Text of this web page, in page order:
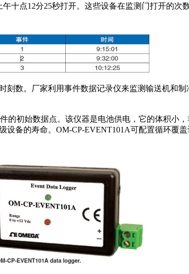
午十点12分25秒打开。这些设备在监测门打开的次
刻数。厂家利用事件数据记录仪来监测输送机和
的初始数据点。该仪器是电池供电，它的体积小
设备的寿命。OM-CP-EVENT101A可配置循环覆